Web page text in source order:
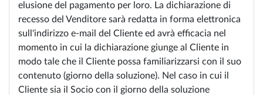
elusione del pagamento per loro. La dichiarazione di
recesso del Venditore sarà redatta in forma elettronica
sull'indirizzo e-mail del Cliente ed avrà efficacia nel
momento in cui la dichiarazione giunge al Cliente in
modo tale che il Cliente possa familiarizzarsi con il suo
contenuto (giorno della soluzione). Nel caso in cui il
Cliente sia il Socio con il giorno della soluzione